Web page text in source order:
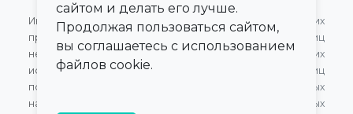
Информация,
представленная на сайте,
не может быть
использована для
постановки диагноза,
назначения лечения и не
Оферта для Юридических
лиц
Оферта для Физических
лиц
Обработка персональных
данных
сайтом и делать его лучше.
Продолжая пользоваться сайтом,
вы соглашаетесь с использованием
файлов cookie.